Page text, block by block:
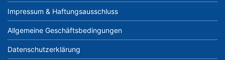
Impressum & Haftungsausschluss
Allgemeine Geschäftsbedingungen
Datenschutzerklärung